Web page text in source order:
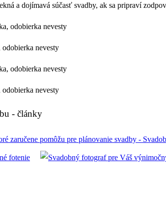
a dojímavá súčasť svadby, ak sa pripraví
nevesty
nevesty
- články
fotenie